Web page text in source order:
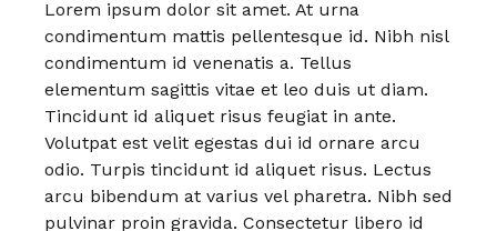
Lorem ipsum dolor sit amet. At urna
condimentum mattis pellentesque id. Nibh nisl
condimentum id venenatis a. Tellus
elementum sagittis vitae et leo duis ut diam.
Tincidunt id aliquet risus feugiat in ante.
Volutpat est velit egestas dui id ornare arcu
odio. Turpis tincidunt id aliquet risus. Lectus
arcu bibendum at varius vel pharetra. Nibh sed
pulvinar proin gravida. Consectetur libero id